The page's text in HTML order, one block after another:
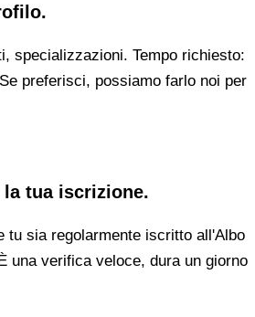
specializzazioni. Tempo richiesto:
preferisci, possiamo farlo noi per
tua iscrizione.
tu sia regolarmente iscritto all'Albo
una verifica veloce, dura un giorno